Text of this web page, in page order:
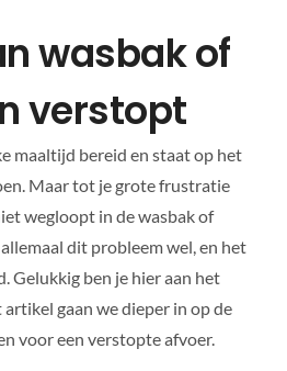
wasbak of
verstopt
maaltijd bereid en staat op het
Maar tot je grote frustratie
wegloopt in de wasbak of
dit probleem wel, en het
Gelukkig ben je hier aan het
gaan we dieper in op de
voor een verstopte afvoer.